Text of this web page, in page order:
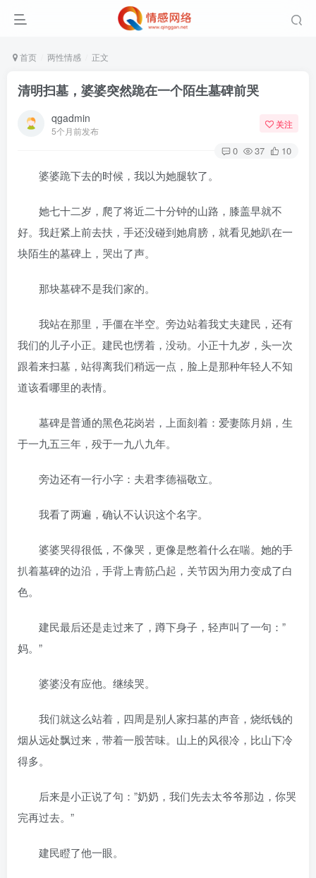
首页 两性情感 正文
清明扫墓，婆婆突然跪在一个陌生墓碑前哭
qgadmin
5个月前发布
关注
0 37 10
婆婆跪下去的时候，我以为她腿软了。
她七十二岁，爬了将近二十分钟的山路，膝盖早就不
好。我赶紧上前去扶，手还没碰到她肩膀，就看见她趴在一
块陌生的墓碑上，哭出了声。
那块墓碑不是我们家的。
我站在那里，手僵在半空。旁边站着我丈夫建民，还有
我们的儿子小正。建民也愣着，没动。小正十九岁，头一次
跟着来扫墓，站得离我们稍远一点，脸上是那种年轻人不知
道该看哪里的表情。
墓碑是普通的黑色花岗岩，上面刻着：爱妻陈月娟，生
于一九五三年，殁于一九八九年。
旁边还有一行小字：夫君李德福敬立。
我看了两遍，确认不认识这个名字。
婆婆哭得很低，不像哭，更像是憋着什么在喘。她的手
扒着墓碑的边沿，手背上青筋凸起，关节因为用力变成了白
色。
建民最后还是走过来了，蹲下身子，轻声叫了一句：”
妈。”
婆婆没有应他。继续哭。
我们就这么站着，四周是别人家扫墓的声音，烧纸钱的
烟从远处飘过来，带着一股苦味。山上的风很冷，比山下冷
得多。
后来是小正说了句：”奶奶，我们先去太爷爷那边，你哭
完再过去。”
建民瞪了他一眼。